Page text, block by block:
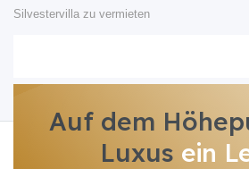
Silvestervilla zu vermieten
Auf dem
Luxus ein